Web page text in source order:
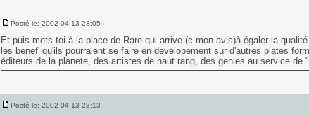
Posté le: 2002-04-13 23:05
Et puis mets toi à la place de Rare qui arrive (c mon avis)à égaler la
les benef' qu'ils pourraient se faire en developement sur d'autres plates
éditeurs de la planete, des artistes de haut rang, des genies au service de
Posté le: 2002-04-13 23:13